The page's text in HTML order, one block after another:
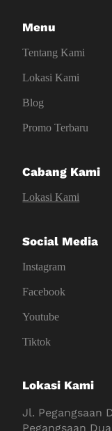
Menu
Tentang Kami
Lokasi Kami
Blog
Promo Terbaru
Cabang Kami
Lokasi Kami
Social Media
Instagram
Facebook
Youtube
Tiktok
Lokasi Kami
Jl. Pegangsaan
Pegangsaan